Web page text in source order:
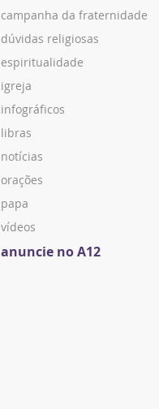
campanha da fraternidade
dúvidas religiosas
espiritualidade
igreja
infográficos
libras
notícias
orações
papa
vídeos
anuncie no A12